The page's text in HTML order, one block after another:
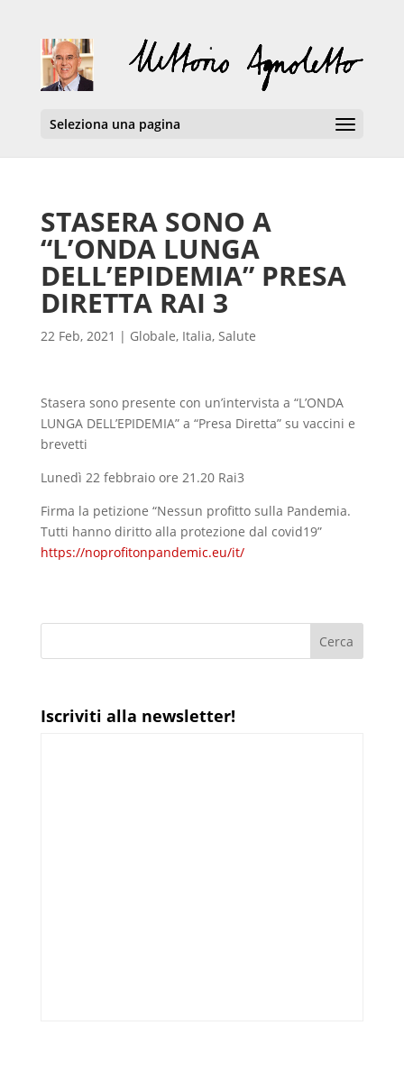
Seleziona una pagina
STASERA SONO A
“L’ONDA LUNGA
DELL’EPIDEMIA” PRESA
DIRETTA RAI 3
22 Feb, 2021 | Globale, Italia, Salute
Stasera sono presente con un’intervista a “L’ONDA
LUNGA DELL’EPIDEMIA” a “Presa Diretta” su vaccini e
brevetti
Lunedì 22 febbraio ore 21.20 Rai3
Firma la petizione “Nessun profitto sulla Pandemia.
Tutti hanno diritto alla protezione dal covid19”
https://noprofitonpandemic.eu/it/
Iscriviti alla newsletter!